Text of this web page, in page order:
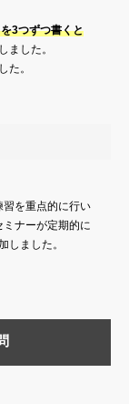
3つずつ書くと
ました。
た。
を重点的に行い
ナーが定期的に
しました。